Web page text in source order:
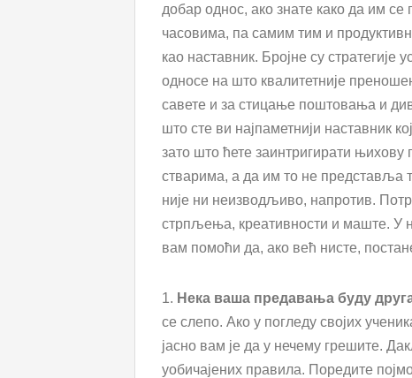
добар однос, ако знате како да им
часовима, па самим тим и
као наставник. Бројне су
односе на што квалитетније
савете и за стицање поштовања и
што сте ви најпаметнији наставник
зато што ћете заинтригирати
стварима, а да им то не представља
није ни неизводљиво, напротив.
стрпљења, креативности и маште. У
вам помоћи да, ако већ нисте,
1. Нека ваша предавања буду
се слепо. Ако у погледу својих
јасно вам је да у нечему грешите.
уобичајених правила. Поредите